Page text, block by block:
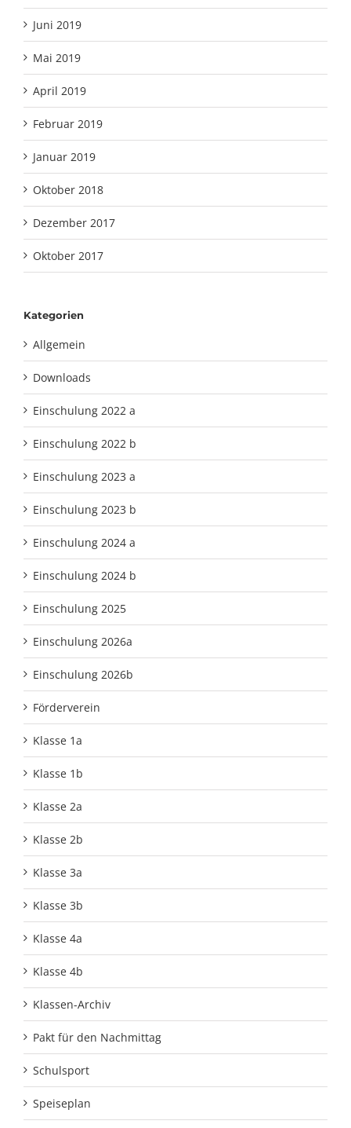
Juni 2019
Mai 2019
April 2019
Februar 2019
Januar 2019
Oktober 2018
Dezember 2017
Oktober 2017
Kategorien
Allgemein
Downloads
Einschulung 2022 a
Einschulung 2022 b
Einschulung 2023 a
Einschulung 2023 b
Einschulung 2024 a
Einschulung 2024 b
Einschulung 2025
Einschulung 2026a
Einschulung 2026b
Förderverein
Klasse 1a
Klasse 1b
Klasse 2a
Klasse 2b
Klasse 3a
Klasse 3b
Klasse 4a
Klasse 4b
Klassen-Archiv
Pakt für den Nachmittag
Schulsport
Speiseplan